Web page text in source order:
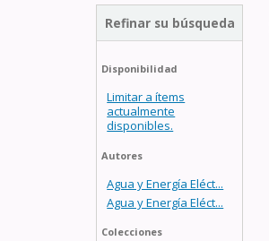
Refinar su búsqueda
Disponibilidad
Limitar a ítems
actualmente
disponibles.
Autores
Agua y Energía Eléct...
Agua y Energía Eléct...
Colecciones